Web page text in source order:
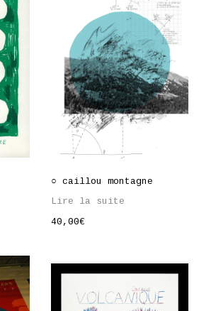
○ caillou montagne
Lire la suite
40,00€